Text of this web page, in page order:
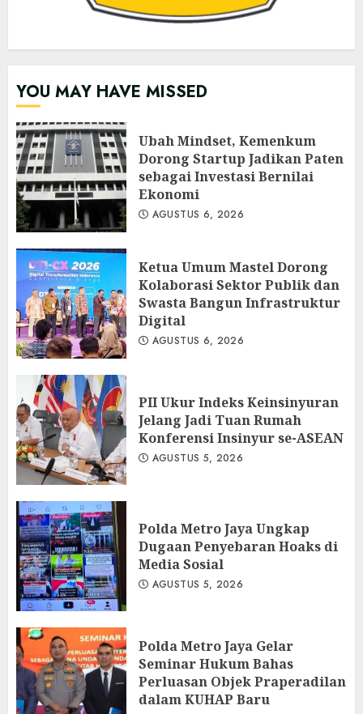
YOU MAY HAVE MISSED
Ubah Mindset, Kemenkum
Dorong Startup Jadikan Paten
sebagai Investasi Bernilai
Ekonomi
AGUSTUS 6, 2026
Ketua Umum Mastel Dorong
Kolaborasi Sektor Publik dan
Swasta Bangun Infrastruktur
Digital
AGUSTUS 6, 2026
PII Ukur Indeks Keinsinyuran
Jelang Jadi Tuan Rumah
Konferensi Insinyur se-ASEAN
AGUSTUS 5, 2026
Polda Metro Jaya Ungkap
Dugaan Penyebaran Hoaks di
Media Sosial
AGUSTUS 5, 2026
Polda Metro Jaya Gelar
Seminar Hukum Bahas
Perluasan Objek Praperadilan
dalam KUHAP Baru